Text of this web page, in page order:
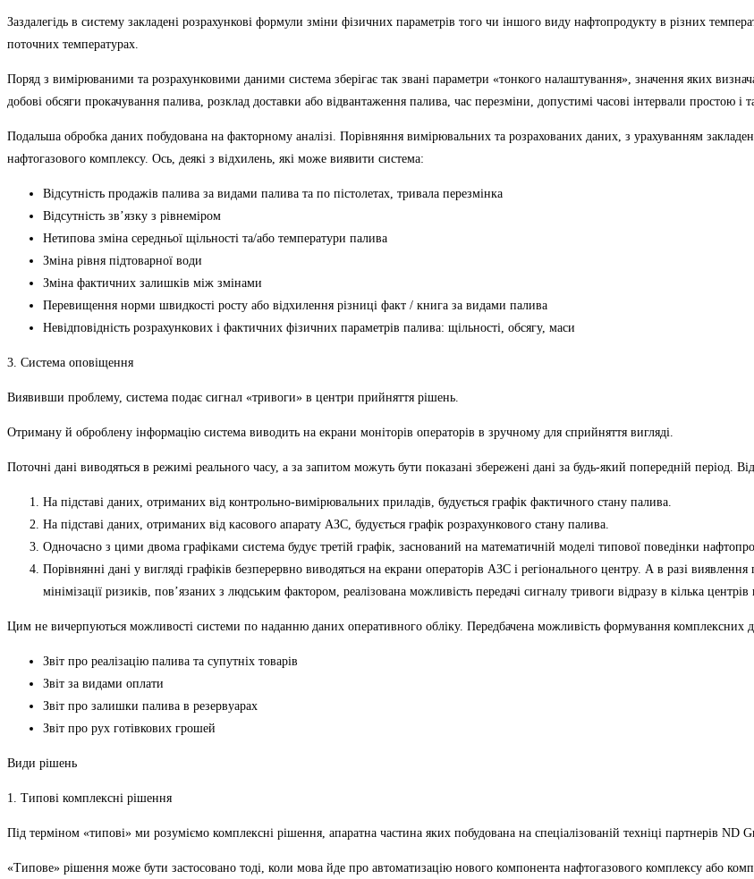
Заздалегідь в систему закладені розрахункові формули зміни фізичних параметрів того чи іншого виду нафтопродукту в різних
поточних температурах.
Поряд з вимірюваними та розрахунковими даними система зберігає так звані параметри «тонкого налаштування», значення яких
добові обсяги прокачування палива, розклад доставки або відвантаження палива, час перезміни, допустимі часові інтервали простою і
Подальша обробка даних побудована на факторному аналізі. Порівняння вимірювальних та розрахованих даних, з урахуванням
нафтогазового комплексу. Ось, деякі з відхилень, які може виявити система:
Відсутність продажів палива за видами палива та по пістолетах, тривала перезмінка
Відсутність зв’язку з рівнеміром
Нетипова зміна середньої щільності та/або температури палива
Зміна рівня підтоварної води
Зміна фактичних залишків між змінами
Перевищення норми швидкості росту або відхилення різниці факт / книга за видами палива
Невідповідність розрахункових і фактичних фізичних параметрів палива: щільності, обсягу, маси
3. Система оповіщення
Виявивши проблему, система подає сигнал «тривоги» в центри прийняття рішень.
Отриману й оброблену інформацію система виводить на екрани моніторів операторів в зручному для сприйняття вигляді.
Поточні дані виводяться в режимі реального часу, а за запитом можуть бути показані збережені дані за будь-який попередній період.
На підставі даних, отриманих від контрольно-вимірювальних приладів, будується графік фактичного стану палива.
На підставі даних, отриманих від касового апарату АЗС, будується графік розрахункового стану палива.
Одночасно з цими двома графіками система будує третій графік, заснований на математичній моделі типової поведінки
Порівнянні дані у вигляді графіків безперервно виводяться на екрани операторів АЗС і регіонального центру. А в разі
мінімізації ризиків, пов’язаних з людським фактором, реалізована можливість передачі сигналу тривоги відразу в кілька
Цим не вичерпуються можливості системи по наданню даних оперативного обліку. Передбачена можливість формування комплексних
Звіт про реалізацію палива та супутніх товарів
Звіт за видами оплати
Звіт про залишки палива в резервуарах
Звіт про рух готівкових грошей
Види рішень
1. Типові комплексні рішення
Під терміном «типові» ми розуміємо комплексні рішення, апаратна частина яких побудована на спеціалізованій техніці партнерів
«Типове» рішення може бути застосовано тоді, коли мова йде про автоматизацію нового компонента нафтогазового комплексу або